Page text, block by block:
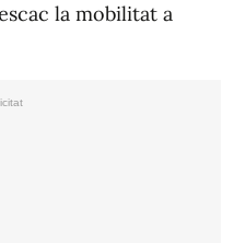
la mobilitat a